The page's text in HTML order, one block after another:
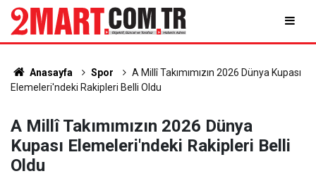
Anasayfa Spor
A Millî Takımımızın 2026 Dünya Kupası
Elemeleri'ndeki Rakipleri Belli Oldu
A Millî Takımımızın 2026 Dünya
Kupası Elemeleri'ndeki Rakipleri Belli
Oldu